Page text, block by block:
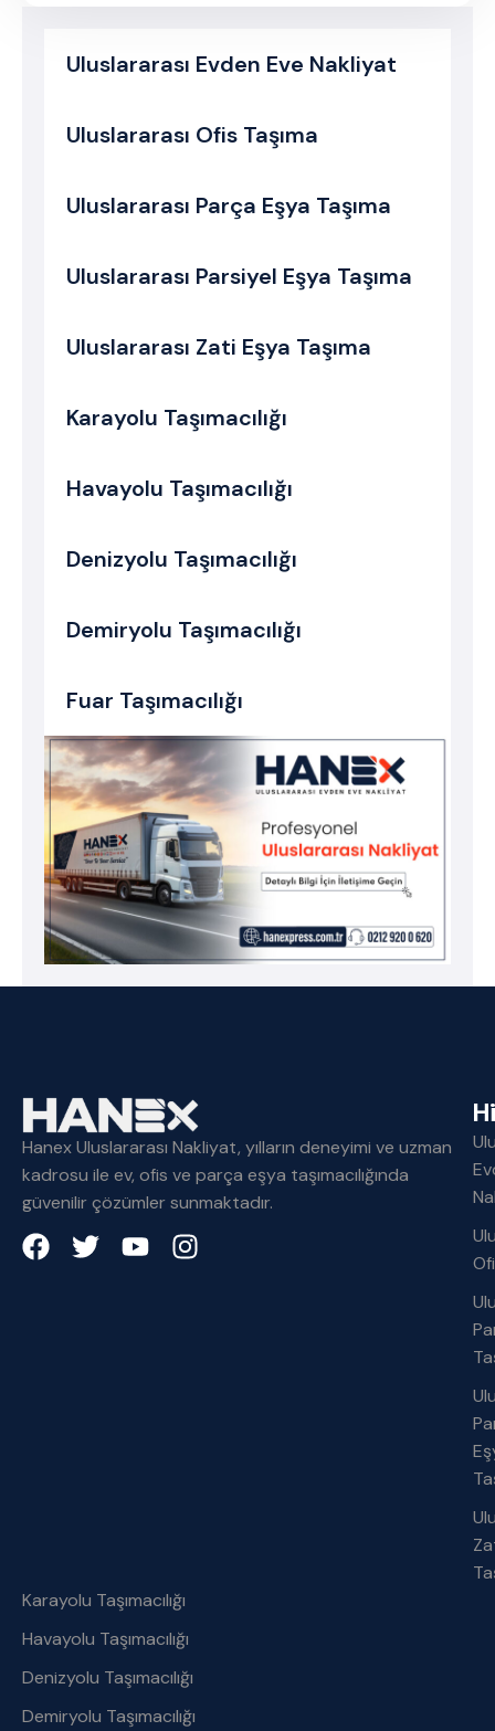
Uluslararası Evden Eve Nakliyat
Uluslararası Ofis Taşıma
Uluslararası Parça Eşya Taşıma
Uluslararası Parsiyel Eşya Taşıma
Uluslararası Zati Eşya Taşıma
Karayolu Taşımacılığı
Havayolu Taşımacılığı
Denizyolu Taşımacılığı
Demiryolu Taşımacılığı
Fuar Taşımacılığı
Hanex Uluslararası Nakliyat, yılların deneyimi ve uzman
kadrosu ile ev, ofis ve parça eşya taşımacılığında
güvenilir çözümler sunmaktadır.
Karayolu Taşımacılığı
Havayolu Taşımacılığı
Denizyolu Taşımacılığı
Demiryolu Taşımacılığı